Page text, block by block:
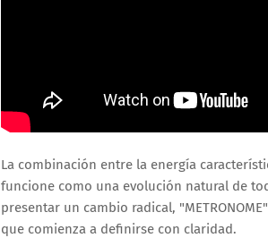
La combinación entre la energía
funcione como una evolución natural de
presentar un cambio radical,
que comienza a definirse con claridad.